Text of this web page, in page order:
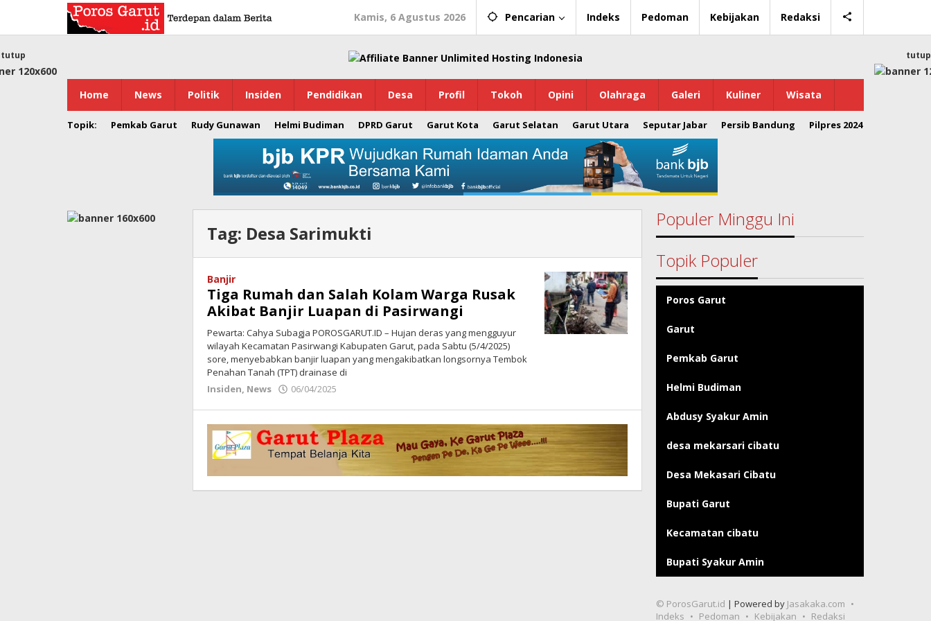
konten
Kamis, 6 Agustus 2026 Pencarian Indeks Pedoman Kebijakan Redaksi
Home News Politik Insiden Pendidikan Desa Profil Tokoh Opini Olahraga Galeri Kuliner Wisata
Topik: Pemkab Garut Rudy Gunawan Helmi Budiman DPRD Garut Garut Kota Garut Selatan Garut Utara Seputar Jabar Persib Bandung Pilpres 2024
tutup tutup
Tag: Desa Sarimukti
Banjir
Tiga Rumah dan Salah Kolam Warga Rusak
Akibat Banjir Luapan di Pasirwangi
Pewarta: Cahya Subagja POROSGARUT.ID – Hujan deras yang mengguyur
wilayah Kecamatan Pasirwangi Kabupaten Garut, pada Sabtu (5/4/2025)
sore, menyebabkan banjir luapan yang mengakibatkan longsornya Tembok
Penahan Tanah (TPT) drainase di
Insiden, News 06/04/2025
Garut
Populer Minggu Ini
Topik Populer
Poros Garut
Garut
Pemkab Garut
Helmi Budiman
Abdusy Syakur Amin
desa mekarsari cibatu
Desa Mekasari Cibatu
Bupati Garut
Kecamatan cibatu
Bupati Syakur Amin
© PorosGarut.id | Powered by Jasakaka.com
Indeks
Pedoman Kebijakan Redaksi